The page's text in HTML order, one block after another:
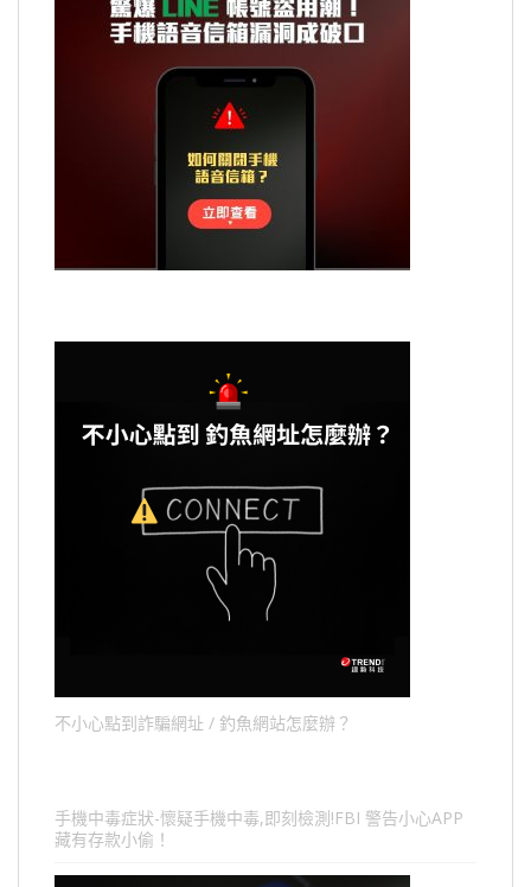
不小心點到詐騙網址 / 釣魚網站怎麼辦？
手機中毒症狀-懷疑手機中毒,即刻檢測!FBI 警告小心APP
藏有存款小偷！